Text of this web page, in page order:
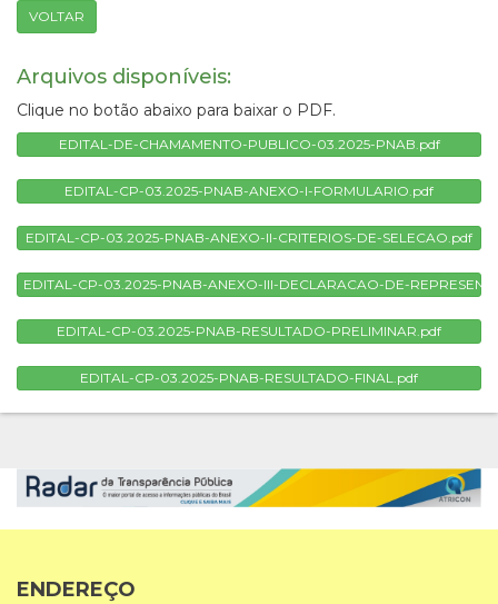
VOLTAR
Arquivos disponíveis:
Clique no botão abaixo para baixar o PDF.
EDITAL-DE-CHAMAMENTO-PUBLICO-03.2025-PNAB.pdf
EDITAL-CP-03.2025-PNAB-ANEXO-I-FORMULARIO.pdf
EDITAL-CP-03.2025-PNAB-ANEXO-II-CRITERIOS-DE-SELECAO.pdf
EDITAL-CP-03.2025-PNAB-ANEXO-III-DECLARACAO-DE-
EDITAL-CP-03.2025-PNAB-RESULTADO-PRELIMINAR.pdf
EDITAL-CP-03.2025-PNAB-RESULTADO-FINAL.pdf
ENDEREÇO